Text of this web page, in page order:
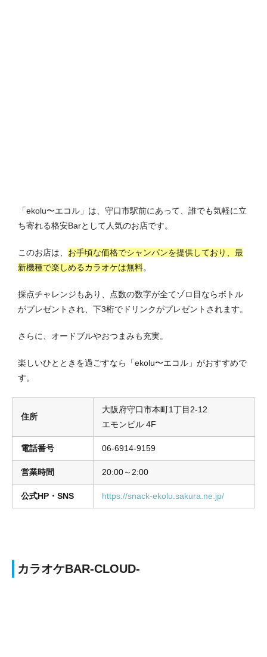
「ekolu〜エコル」は、守口市駅前にあって、誰でも気軽に立
ち寄れる格安Barとして人気のお店です。
このお店は、 お手頃な価格でシャンパンを提供しており、最
新機種で楽しめるカラオケは無料。
採点チャレンジもあり、点数の数字が全てゾロ目ならボトル
がプレゼントされ、下3桁でドリンクがプレゼントされます。
さらに、オードブルやおつまみも充実。
楽しいひとときを過ごすなら「ekolu〜エコル」がおすすめで
す。
住所
大阪府守口市本町1丁目2-12
エモンビル 4F
電話番号 06-6914-9159
営業時間 20:00～2:00
公式HP・SNS https://snack-ekolu.sakura.ne.jp/
カラオケBAR-CLOUD-